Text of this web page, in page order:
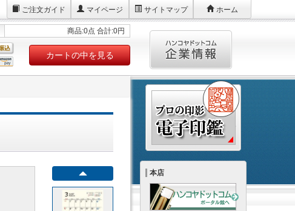
ご注文ガイド マイページ サイトマップ ホーム
商品:0点 合計:0円
カートの中を見る
本店